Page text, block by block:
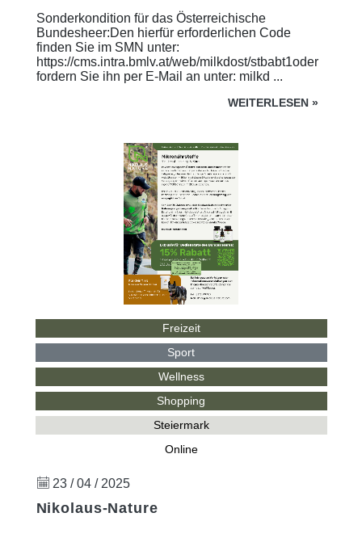
Sonderkondition für das Österreichische
Bundesheer:Den hierfür erforderlichen Code
finden Sie im SMN unter:
https://cms.intra.bmlv.at/web/milkdost/stbabt1oder
fordern Sie ihn per E-Mail an unter: milkd ...
WEITERLESEN »
Freizeit
Sport
Wellness
Shopping
Steiermark
Online
23 / 04 / 2025
Nikolaus-Nature